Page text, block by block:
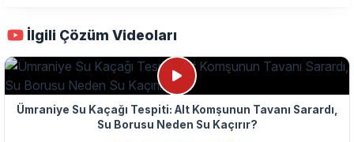
İlgili Çözüm Videoları
Ümraniye Su Kaçağı Tespiti: Alt Komşunun Tavanı Sarardı,
Su Borusu Neden Su Kaçırır?